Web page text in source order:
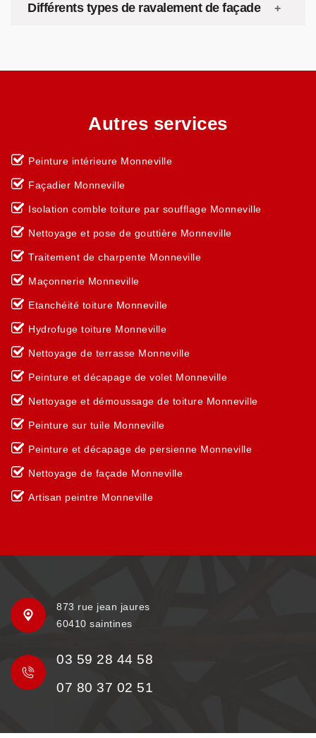
Différents types de ravalement de façade
Autres services
Peinture intérieure Monneville
Façadier Monneville
Isolation comble toiture par soufflage Monneville
Nettoyage et pose de gouttière Monneville
Traitement de charpente Monneville
Maçonnerie Monneville
Etanchéité toiture Monneville
Hydrofuge toiture Monneville
Nettoyage de terrasse Monneville
Peinture et décapage de volet Monneville
Nettoyage et démoussage de toiture Monneville
Peinture sur tuile Monneville
Peinture et décapage de persienne Monneville
Nettoyage de façade Monneville
Artisan peintre Monneville
873 rue jean jaures
60410 saintines
03 59 28 44 58
07 80 37 02 51